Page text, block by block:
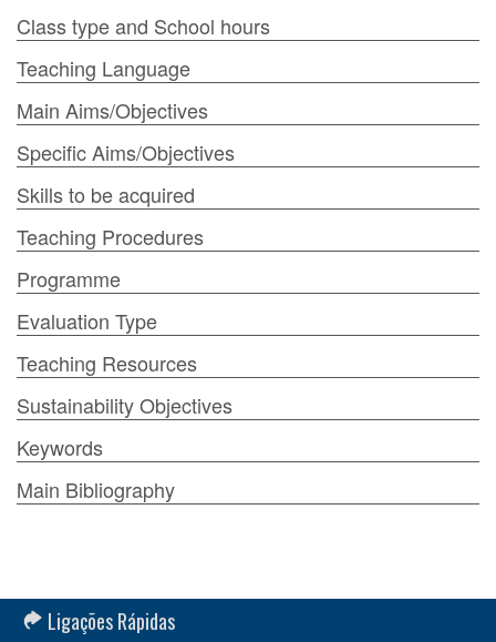
Class type and School hours
Teaching Language
Main Aims/Objectives
Specific Aims/Objectives
Skills to be acquired
Teaching Procedures
Programme
Evaluation Type
Teaching Resources
Sustainability Objectives
Keywords
Main Bibliography
Ligações Rápidas